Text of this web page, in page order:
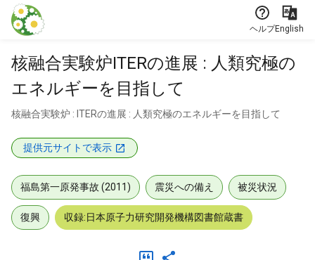
本文に飛ぶ
ヘルプEnglish
核融合実験炉ITERの進展 : 人類究極の
エネルギーを目指して
核融合実験炉 : ITERの進展 : 人類究極のエネルギーを目指して
提供元サイトで表示
福島第一原発事故 (2011) 震災への備え 被災状況
復興 収録:日本原子力研究開発機構図書館蔵書